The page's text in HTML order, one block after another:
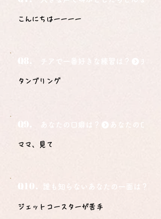
こんにちはーーーー
Q8. チアで一番好きな練習は？
タンブリング
Q9. あなたの口癖は？
ママ、見て
Q10. 誰も知らないあなたの一面は？
ジェットコースターが苦手